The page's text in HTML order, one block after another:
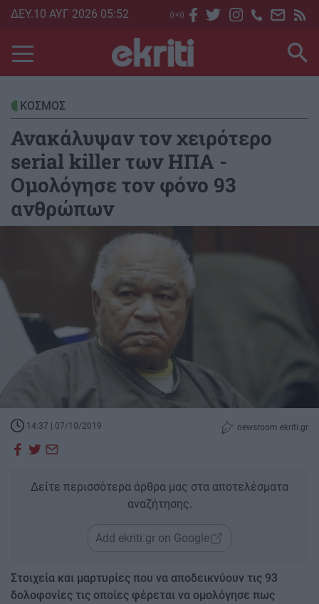
Skip
main
content
ΔΕΥ.10 ΑΥΓ 2026 05:52
ΚΟΣΜΟΣ
Ανακάλυψαν τον χειρότερο
serial killer των ΗΠΑ -
Ομολόγησε τον φόνο 93
ανθρώπων
14:37 | 07/10/2019 newsroom ekriti.gr
Δείτε περισσότερα άρθρα μας στα αποτελέσματα
αναζήτησης.
Add ekriti.gr on Google
Στοιχεία και μαρτυρίες που να αποδεικνύουν τις 93
δολοφονίες τις οποίες φέρεται να ομολόγησε πως